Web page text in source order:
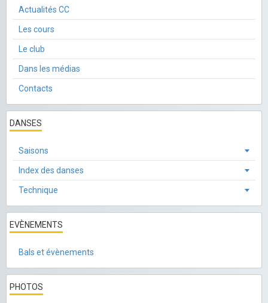
Actualités CC
Les cours
Le club
Dans les médias
Contacts
DANSES
Saisons
Index des danses
Technique
EVÈNEMENTS
Bals et évènements
PHOTOS